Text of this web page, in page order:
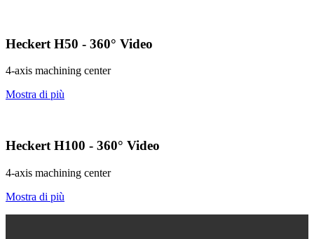
Heckert H50 - 360° Video
4-axis machining center
Mostra di più
Heckert H100 - 360° Video
4-axis machining center
Mostra di più